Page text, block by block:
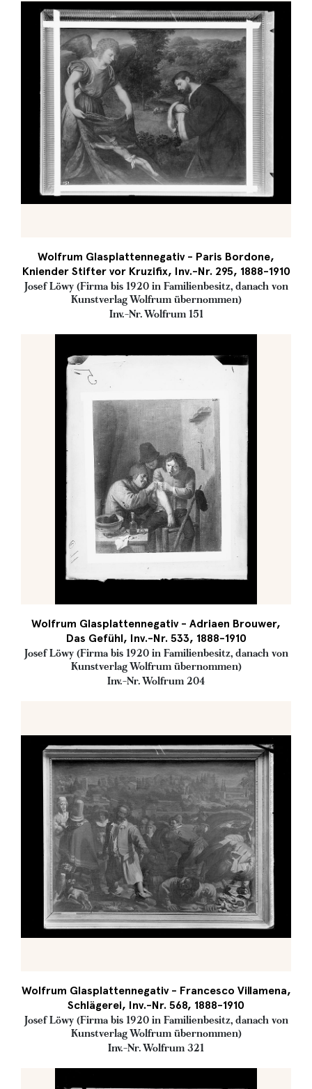
Wolfrum Glasplattennegativ - Paris Bordone,
Kniender Stifter vor Kruzifix, Inv.-Nr. 295, 1888-1910
Josef Löwy (Firma bis 1920 in Familienbesitz, danach von
Kunstverlag Wolfrum übernommen)
Inv.-Nr. Wolfrum 151
Wolfrum Glasplattennegativ - Adriaen Brouwer,
Das Gefühl, Inv.-Nr. 533, 1888-1910
Josef Löwy (Firma bis 1920 in Familienbesitz, danach von
Kunstverlag Wolfrum übernommen)
Inv.-Nr. Wolfrum 204
Wolfrum Glasplattennegativ - Francesco Villamena,
Schlägerei, Inv.-Nr. 568, 1888-1910
Josef Löwy (Firma bis 1920 in Familienbesitz, danach von
Kunstverlag Wolfrum übernommen)
Inv.-Nr. Wolfrum 321